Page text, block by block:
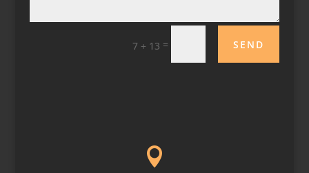
7 + 13 = SEND
